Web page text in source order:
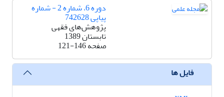
دوره 6، شماره 2 - شماره
پیاپی 742628
پژوهش‌های فقهی
تابستان 1389
صفحه121-146
فایل ها